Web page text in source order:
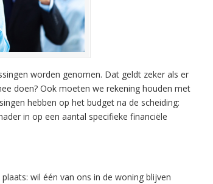
worden genomen. Dat geldt zeker als er
doen? Ook moeten we rekening houden met
hebben op het budget na de scheiding:
in op een aantal specifieke financiële
wil één van ons in de woning blijven